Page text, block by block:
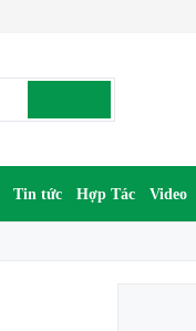
Tin tức Hợp Tác Video